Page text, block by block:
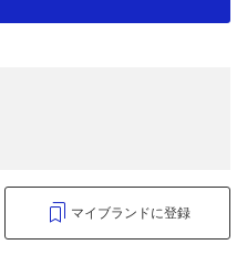
マイブランドに登録